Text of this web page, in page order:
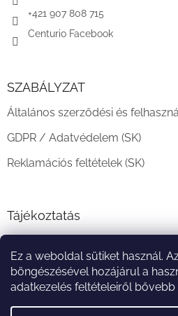
Ez a weboldal sütiket használ.
böngészésével hozájárul a
adatkezelés feltételeiről
+421 907 808 715
Centurio Facebook
SZABÁLYZAT
Általános szerződési és
GDPR / Adatvédelem (SK)
Reklamációs feltételek (SK)
Tájékoztatás
A vásárlás menete